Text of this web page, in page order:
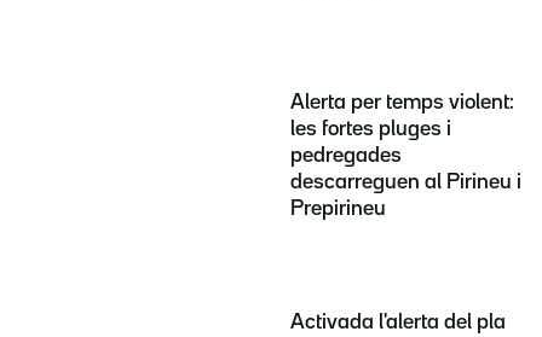
Alerta per temps violent:
les fortes pluges i
pedregades
descarreguen al Pirineu i
Prepirineu
Activada l'alerta del pla